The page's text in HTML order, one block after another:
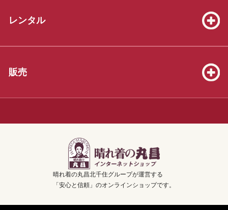
した！
2026.05.23
年末年始休業のお知らせ！【2025年12月28日(日)～2026年1月3日
卒業袴販売セット50着を掲載いたしました！
レンタル
販売
晴れ着の丸昌北千住グループが運営する
「安心と信頼」のオンラインショップです。